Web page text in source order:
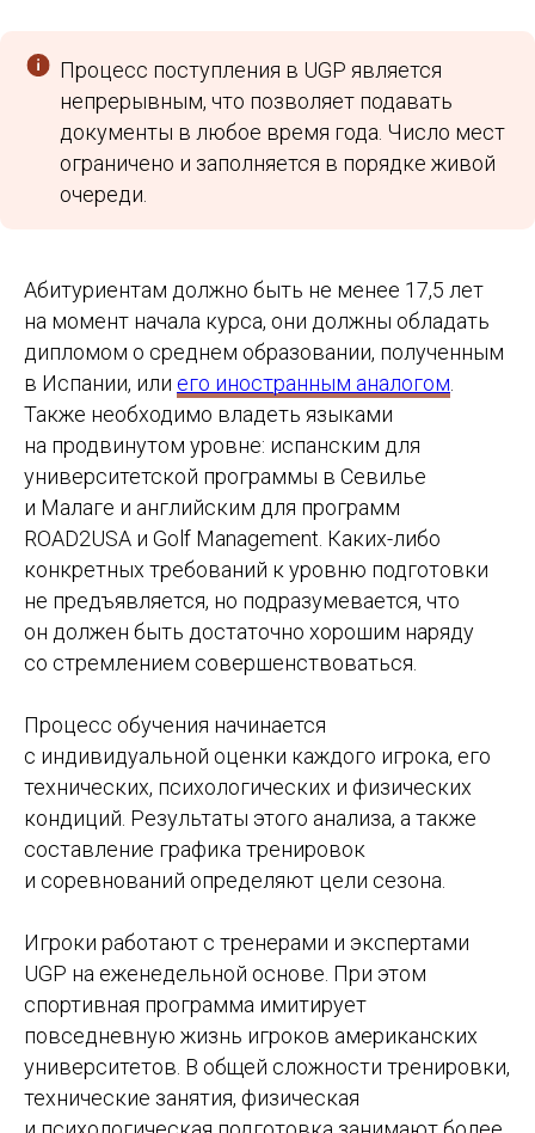
Процесс поступления в UGP является
непрерывным, что позволяет подавать
документы в любое время года. Число мест
ограничено и заполняется в порядке живой
очереди.
Абитуриентам должно быть не менее 17,5 лет
на момент начала курса, они должны обладать
дипломом о среднем образовании, полученным
в Испании, или его иностранным аналогом
Также необходимо владеть языками
на продвинутом уровне: испанским для
университетской программы в Севилье
и Малаге и английским для программ
ROAD2USA и Golf Management. Каких-либо
конкретных требований к уровню подготовки
не предъявляется, но подразумевается, что
он должен быть достаточно хорошим наряду
со стремлением совершенствоваться.
Процесс обучения начинается
с индивидуальной оценки каждого игрока, его
технических, психологических и физических
кондиций. Результаты этого анализа, а также
составление графика тренировок
и соревнований определяют цели сезона.
Игроки работают с тренерами и экспертами
UGP на еженедельной основе. При этом
спортивная программа имитирует
повседневную жизнь игроков американских
университетов. В общей сложности тренировки,
технические занятия, физическая